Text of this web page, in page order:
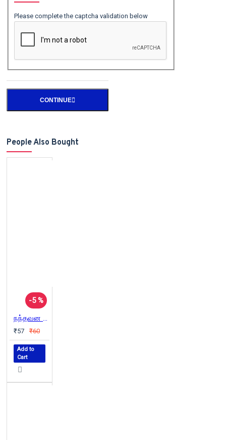
Please complete the captcha validation below
CONTINUE
People Also Bought
-5 %
நந்தவன நாட்கள்
₹57 ₹60
Add to
Cart